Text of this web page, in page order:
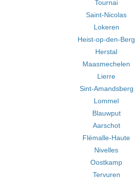
Tournai
Saint-Nicolas
Lokeren
Heist-op-den-Berg
Herstal
Maasmechelen
Lierre
Sint-Amandsberg
Lommel
Blauwput
Aarschot
Flémalle-Haute
Nivelles
Oostkamp
Tervuren